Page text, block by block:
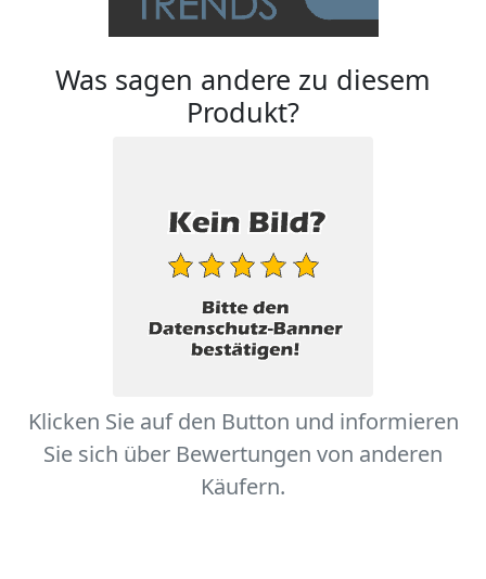
Was sagen andere zu diesem
Produkt?
Klicken Sie auf den Button und informieren
Sie sich über Bewertungen von anderen
Käufern.